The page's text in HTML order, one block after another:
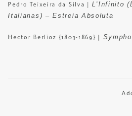
Pedro Teixeira da Silva |L’Infinito
Italianas) – Estreia Absoluta
Hector Berlioz {1803-1869} |